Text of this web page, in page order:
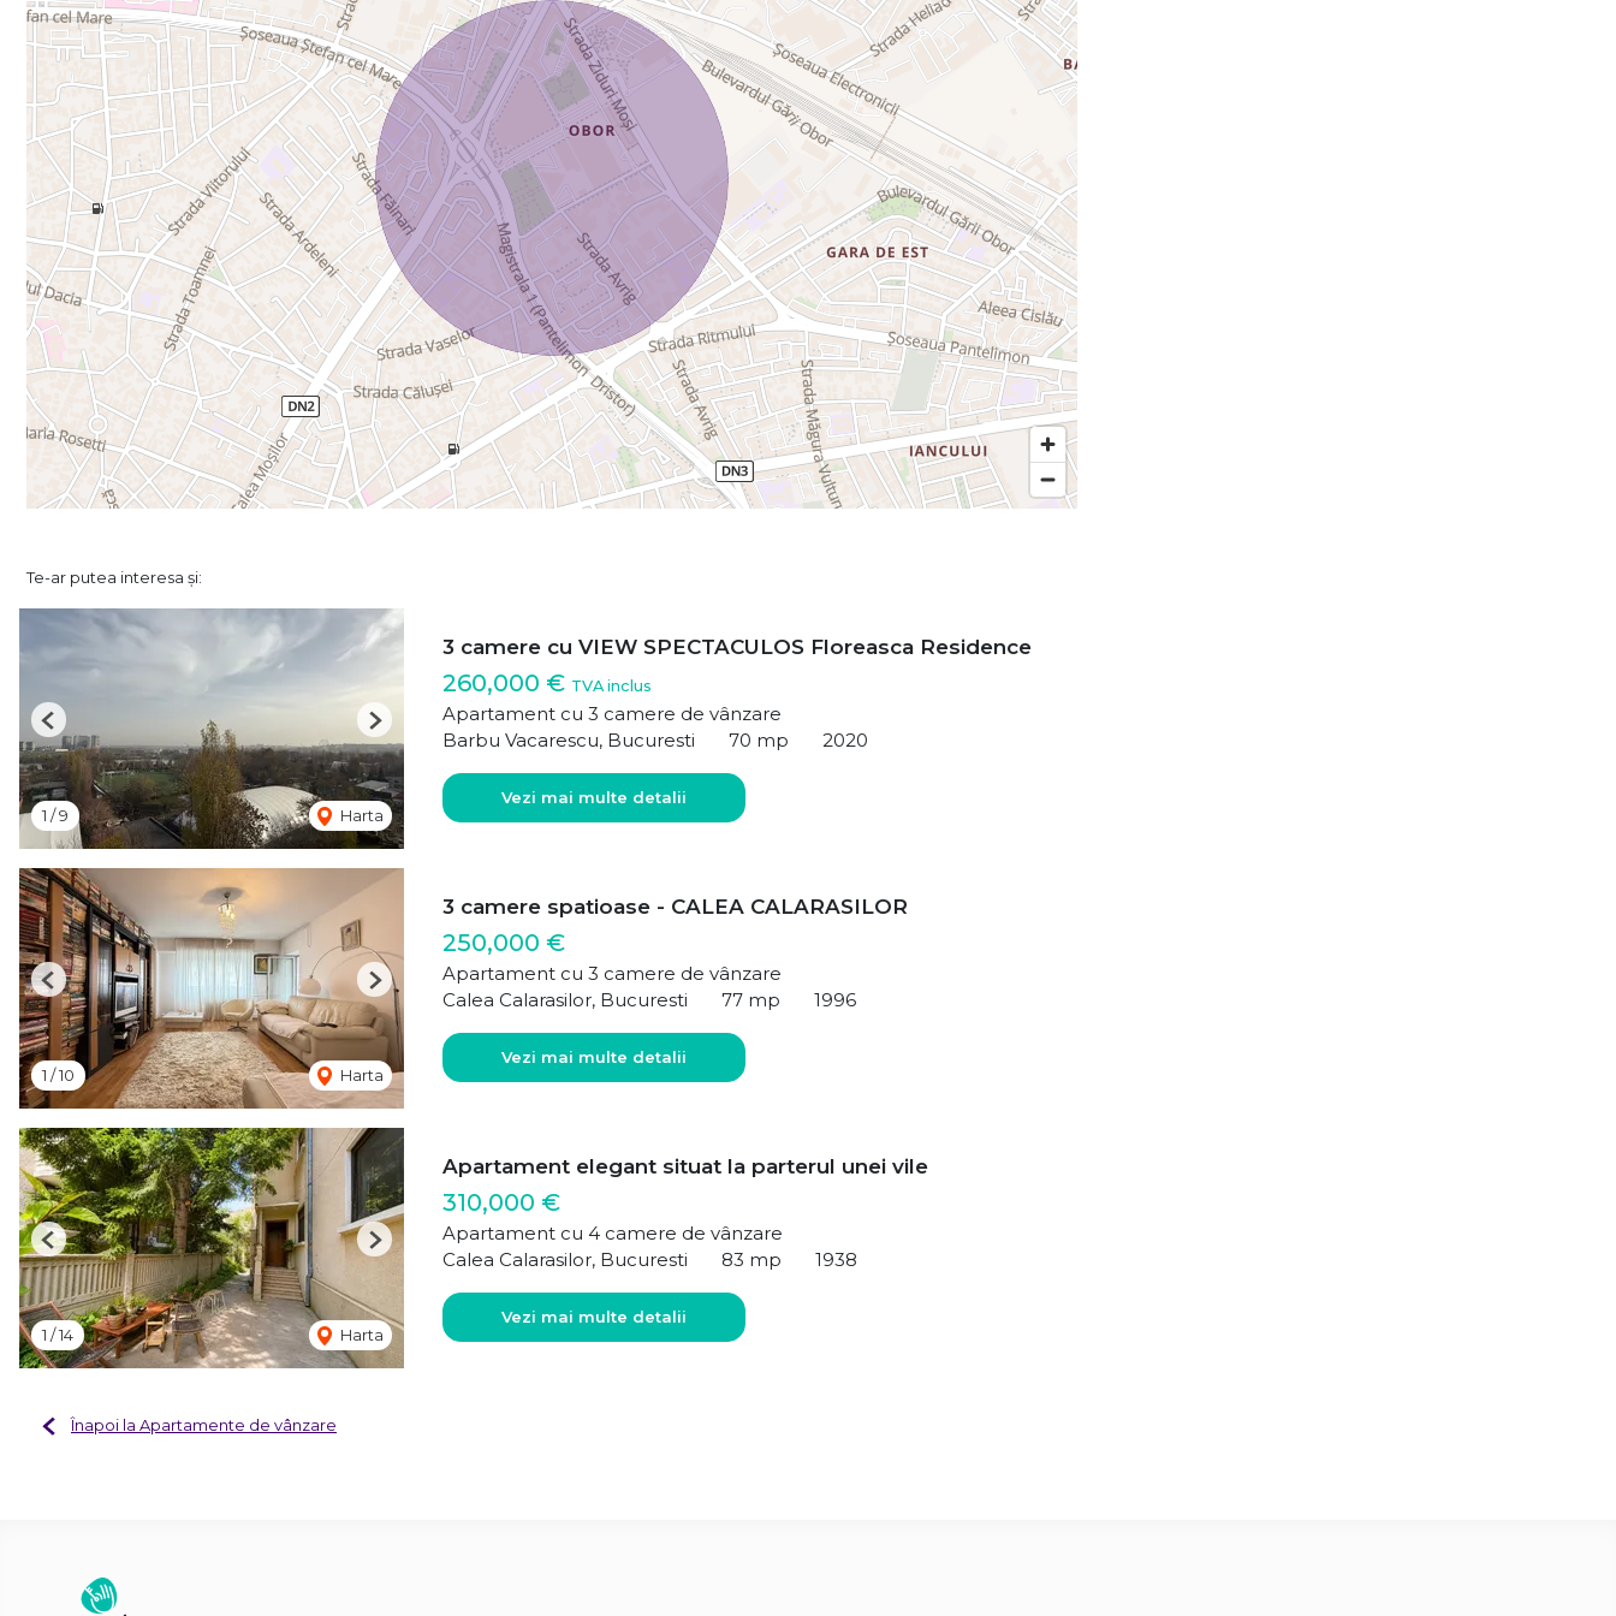
Te-ar putea interesa și:
1 /9 Harta
Previous Next
3 camere cu VIEW SPECTACULOS Floreasca Residence
260,000 € TVA inclus
Apartament cu 3 camere de vânzare
Barbu Vacarescu, Bucuresti
70 mp 2020
Vezi mai multe detalii
1 /10 Harta
Previous Next
3 camere spatioase - CALEA CALARASILOR
250,000 €
Apartament cu 3 camere de vânzare
Calea Calarasilor, Bucuresti
77 mp 1996
Vezi mai multe detalii
1 /14 Harta
Previous Next
Apartament elegant situat la parterul unei vile
310,000 €
Apartament cu 4 camere de vânzare
Calea Calarasilor, Bucuresti
83 mp 1938
Vezi mai multe detalii
Înapoi la Apartamente de vânzare